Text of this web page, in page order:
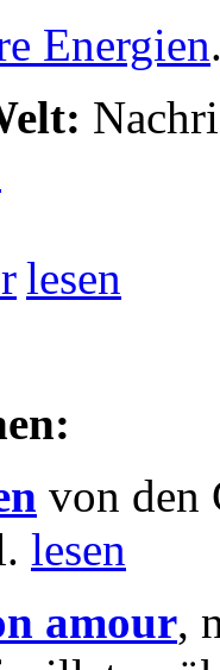
Energien
lesen
von den
lesen
amour,